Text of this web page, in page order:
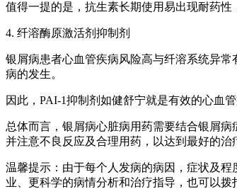
值得一提的是，抗生素长期使用易出现耐药
4. 纤溶酶原激活剂抑制剂
银屑病患者心血管疾病风险高与纤溶系统异
病的发生。
因此，PAI-1抑制剂如健舒宁就是有效的心血
总体而言，银屑病心脏病用药需要结合银屑
并注意不良反应及合理用药，以达到最好的治
温馨提示：由于每个人发病的病因，症状及
业、更科学的病情分析和治疗指导，也可以拨